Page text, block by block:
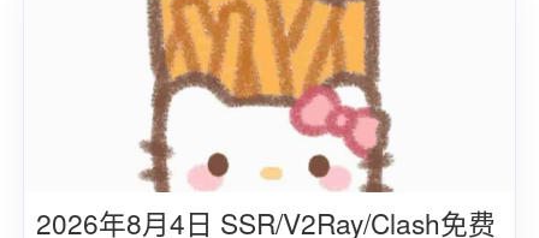
2026年8月4日 SSR/V2Ray/Clash免费